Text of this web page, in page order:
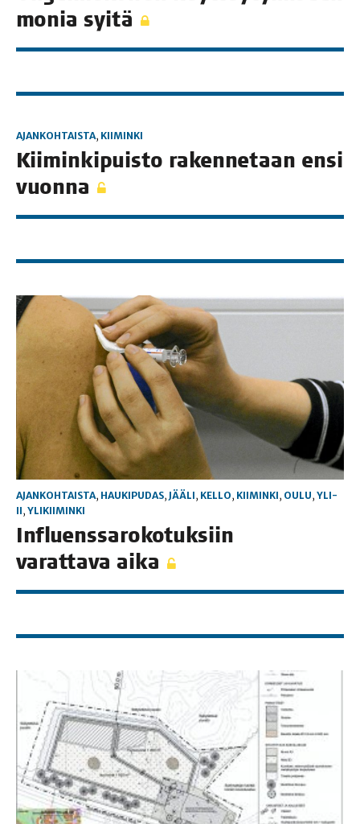
monia syitä
AJANKOHTAISTA, KIIMINKI
Kii­min­ki­puis­to raken­ne­taan ensi
vuonna
AJANKOHTAISTA, HAUKIPUDAS, JÄÄLI, KELLO, KIIMINKI, OULU, YLI-
II, YLIKIIMINKI
Influens­sa­ro­ko­tuk­siin
varat­ta­va aika